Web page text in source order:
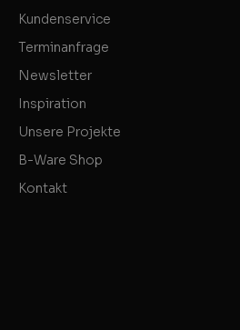
Kundenservice
Terminanfrage
Newsletter
Inspiration
Unsere Projekte
B-Ware Shop
Kontakt